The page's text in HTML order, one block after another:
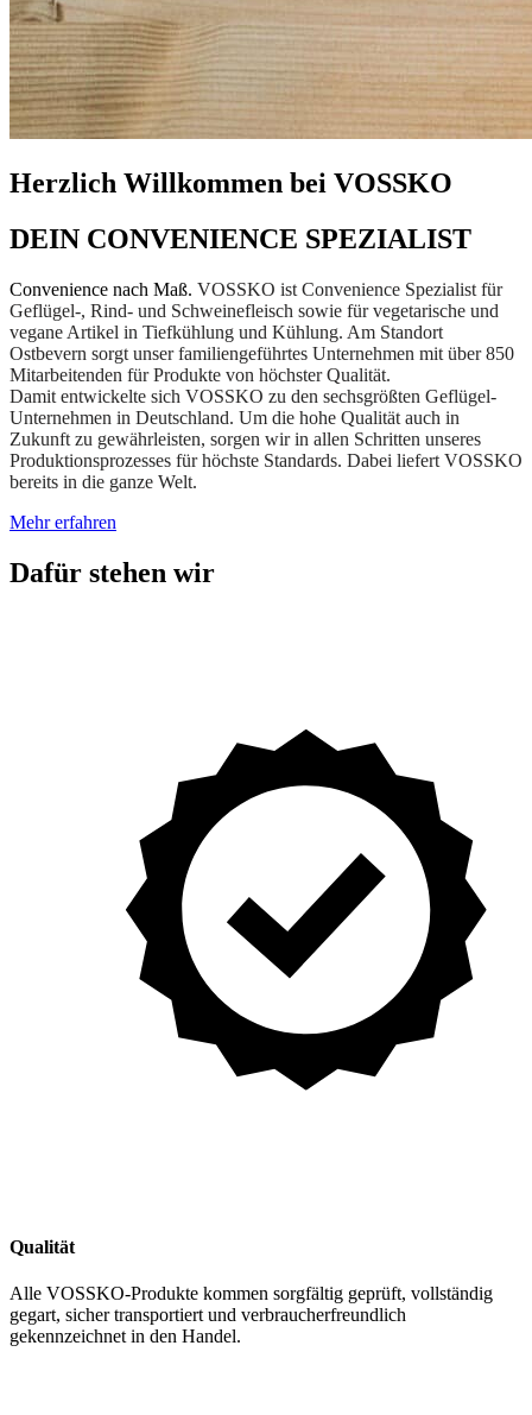
Herzlich Willkommen bei VOSSKO
DEIN CONVENIENCE SPEZIALIST
Convenience nach Maß. VOSSKO ist Convenience Spezialist für
Geflügel-, Rind- und Schweinefleisch sowie für vegetarische und
vegane Artikel in Tiefkühlung und Kühlung. Am Standort
Ostbevern sorgt unser familiengeführtes Unternehmen mit über 850
Mitarbeitenden für Produkte von höchster Qualität.
Damit entwickelte sich VOSSKO zu den sechsgrößten Geflügel-
Unternehmen in Deutschland. Um die hohe Qualität auch in
Zukunft zu gewährleisten, sorgen wir in allen Schritten unseres
Produktionsprozesses für höchste Standards. Dabei liefert VOSSKO
bereits in die ganze Welt.
Mehr erfahren
Dafür stehen wir
Qualität
Alle VOSSKO-Produkte kommen sorgfältig geprüft, vollständig
gegart, sicher transportiert und verbraucherfreundlich
gekennzeichnet in den Handel.